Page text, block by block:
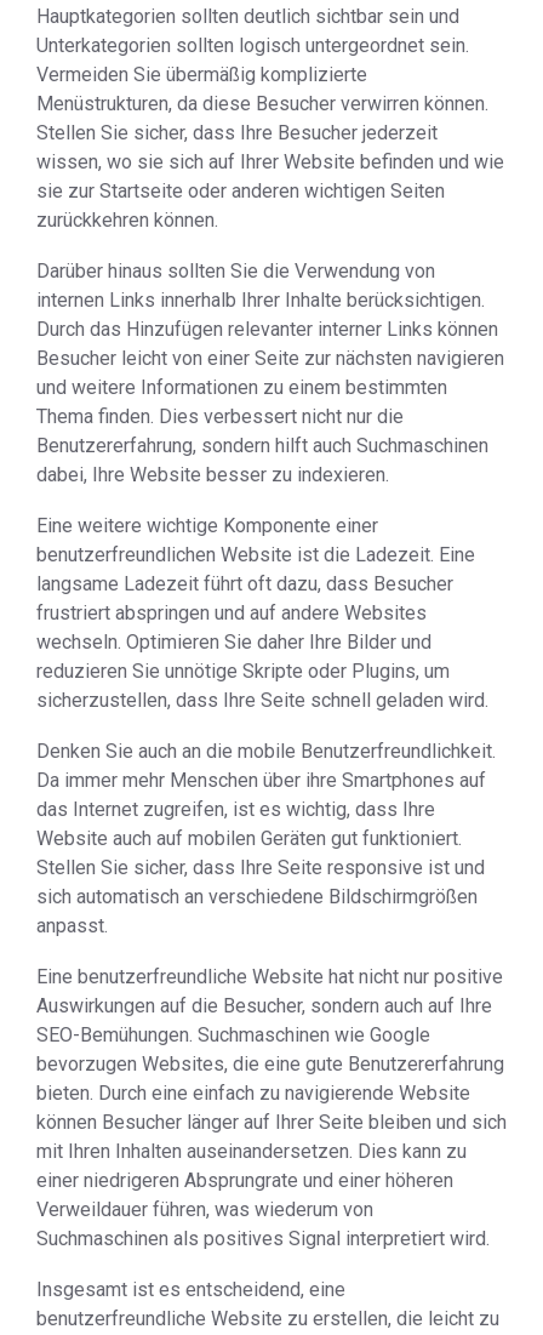
Hauptkategorien sollten deutlich sichtbar sein und
Unterkategorien sollten logisch untergeordnet sein.
Vermeiden Sie übermäßig komplizierte
Menüstrukturen, da diese Besucher verwirren können.
Stellen Sie sicher, dass Ihre Besucher jederzeit
wissen, wo sie sich auf Ihrer Website befinden und wie
sie zur Startseite oder anderen wichtigen Seiten
zurückkehren können.
Darüber hinaus sollten Sie die Verwendung von
internen Links innerhalb Ihrer Inhalte berücksichtigen.
Durch das Hinzufügen relevanter interner Links können
Besucher leicht von einer Seite zur nächsten navigieren
und weitere Informationen zu einem bestimmten
Thema finden. Dies verbessert nicht nur die
Benutzererfahrung, sondern hilft auch Suchmaschinen
dabei, Ihre Website besser zu indexieren.
Eine weitere wichtige Komponente einer
benutzerfreundlichen Website ist die Ladezeit. Eine
langsame Ladezeit führt oft dazu, dass Besucher
frustriert abspringen und auf andere Websites
wechseln. Optimieren Sie daher Ihre Bilder und
reduzieren Sie unnötige Skripte oder Plugins, um
sicherzustellen, dass Ihre Seite schnell geladen wird.
Denken Sie auch an die mobile Benutzerfreundlichkeit.
Da immer mehr Menschen über ihre Smartphones auf
das Internet zugreifen, ist es wichtig, dass Ihre
Website auch auf mobilen Geräten gut funktioniert.
Stellen Sie sicher, dass Ihre Seite responsive ist und
sich automatisch an verschiedene Bildschirmgrößen
anpasst.
Eine benutzerfreundliche Website hat nicht nur positive
Auswirkungen auf die Besucher, sondern auch auf Ihre
SEO-Bemühungen. Suchmaschinen wie Google
bevorzugen Websites, die eine gute Benutzererfahrung
bieten. Durch eine einfach zu navigierende Website
können Besucher länger auf Ihrer Seite bleiben und sich
mit Ihren Inhalten auseinandersetzen. Dies kann zu
einer niedrigeren Absprungrate und einer höheren
Verweildauer führen, was wiederum von
Suchmaschinen als positives Signal interpretiert wird.
Insgesamt ist es entscheidend, eine
benutzerfreundliche Website zu erstellen, die leicht zu